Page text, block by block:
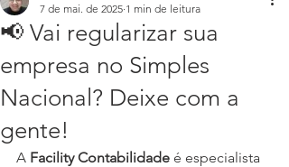
📢 Vai regularizar sua
empresa no Simples
Nacional? Deixe com a
gente!
7 de mai. de 2025 1 min de leitura
A Facility Contabilidade é especialista